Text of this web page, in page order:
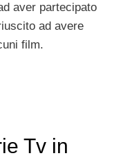
aver partecipato
ad avere
film.
Tv in